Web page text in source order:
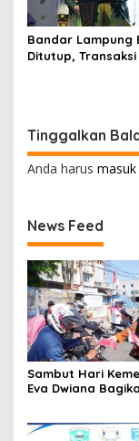
Bandar Lampung
Ditutup, Transaksi
Tinggalkan
Anda harus masuk
News Feed
Sambut Hari
Eva Dwiana